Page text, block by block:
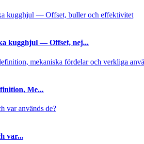
kugghjul — Offset, nej...
Me...
var...